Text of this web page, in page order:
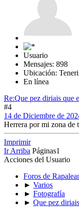
Usuario
Mensajes: 898
Ubicación:
En línea
Re:Que pez diriais que
#4
14 de Diciembre de
Herrera por mi zona de
Imprimir
Ir Arriba Páginas1
Acciones del Usuario
Foros de
► Varios
► Fotografía
► Que pez